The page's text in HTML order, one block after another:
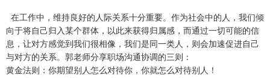
在工作中，维持良好的人际关系十分重要。作为社会中的人，我们倾
向于将自己归入某个群体，以此来获得归属感，而通过一切可能的信
息，让对方感觉到我们很相像，我们是同一类人，则会加速促进自己
与对方的关系。郭老师分享职场沟通协调的三则：
黄金法则：你期望别人怎么对待你，你就怎么对待别人！